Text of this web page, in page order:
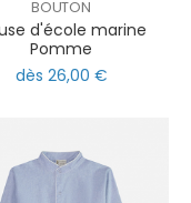
BOUTON
d'école marine
Pomme
dès 26,00 €